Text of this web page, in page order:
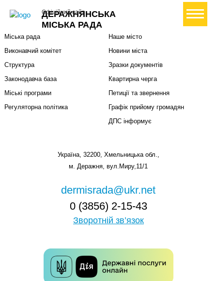
ДЕРАЖНЯНСЬКА
МІСЬКА РАДА
Офіційний сайт+ Створити петицію
Міський голова
Міська рада
Виконавчий комітет
Структура
Законодавча база
Міські програми
Регуляторна політика
Наше місто
Новини міста
Зразки документів
Квартирна черга
Петиції та звернення
Графік прийому громадян
ДПС інформує
Україна, 32200, Хмельницька обл.,
м. Деражня, вул.Миру,11/1
dermisrada@ukr.net
0 (3856) 2-15-43
Зворотній зв’язок